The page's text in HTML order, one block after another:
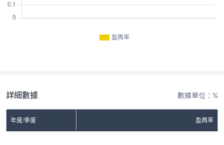
盈再率
詳細數據 數據單位：%
年度/季度 盈再率